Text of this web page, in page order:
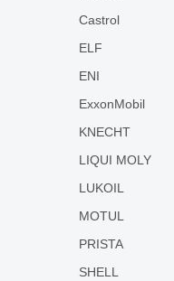
Castrol
ELF
ENI
ExxonMobil
KNECHT
LIQUI MOLY
LUKOIL
MOTUL
PRISTA
SHELL